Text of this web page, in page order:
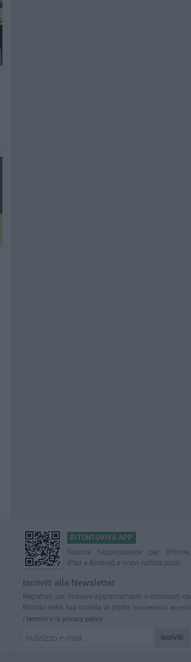
BITONTOVIVA APP
Scarica l'applicazione per iPhone,
iPad e Android e ricevi notizie push
Iscriviti alla Newsletter
Registrati per ricevere aggiornamenti e contenuti da
Bitonto nella tua casella di posta Iscrivendoti accetti
i termini e la privacy policy
Iscriviti